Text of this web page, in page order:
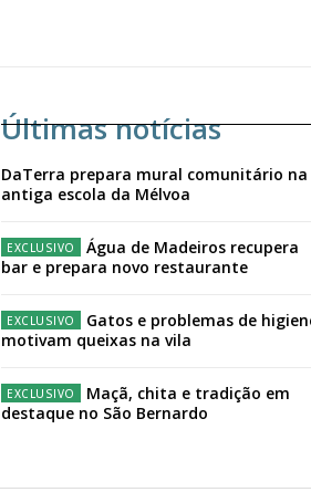
Últimas notícias
DaTerra prepara mural comunitário na
antiga escola da Mélvoa
Água de Madeiros recupera
bar e prepara novo restaurante
Gatos e problemas de
motivam queixas na vila
Maçã, chita e tradição em
destaque no São Bernardo